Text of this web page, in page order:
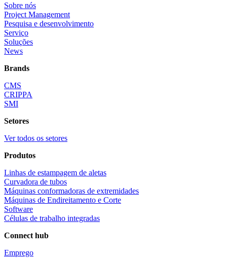
Sobre nós
Project Management
Pesquisa e desenvolvimento
Serviço
Soluções
News
Brands
CMS
CRIPPA
SMI
Setores
Ver todos os setores
Produtos
Linhas de estampagem de aletas
Curvadora de tubos
Máquinas conformadoras de extremidades
Máquinas de Endireitamento e Corte
Software
Células de trabalho integradas
Connect hub
Emprego